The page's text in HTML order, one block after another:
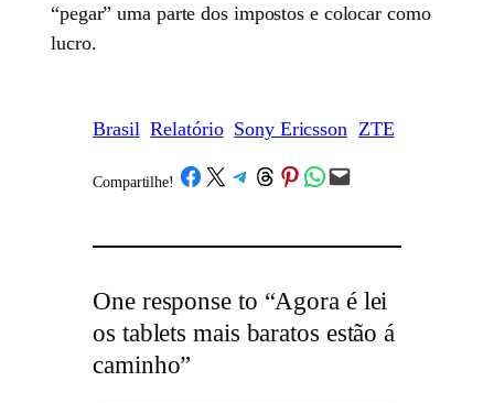
“pegar” uma parte dos impostos e colocar como
lucro.
Brasil Relatório Sony Ericsson ZTE
Compartilhe! /Share on Facebook
Share on X Share on Telegram
Share on Threads
Share on Pinterest
Share on WhatsApp
Email this Page
One response to “Agora é lei
os tablets mais baratos estão á
caminho”